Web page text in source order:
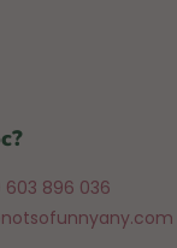
603 896 036